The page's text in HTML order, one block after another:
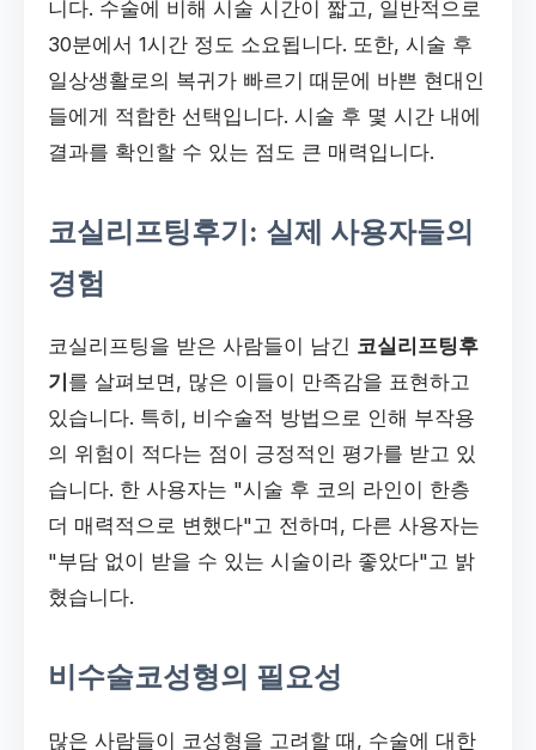
니다. 수술에 비해 시술 시간이 짧고, 일반적으로
30분에서 1시간 정도 소요됩니다. 또한, 시술 후
일상생활로의 복귀가 빠르기 때문에 바쁜 현대인
들에게 적합한 선택입니다. 시술 후 몇 시간 내에
결과를 확인할 수 있는 점도 큰 매력입니다.
코실리프팅후기: 실제 사용자들의
경험
코실리프팅을 받은 사람들이 남긴 코실리프팅후
기 를 살펴보면, 많은 이들이 만족감을 표현하고
있습니다. 특히, 비수술적 방법으로 인해 부작용
의 위험이 적다는 점이 긍정적인 평가를 받고 있
습니다. 한 사용자는 "시술 후 코의 라인이 한층
더 매력적으로 변했다"고 전하며, 다른 사용자는
"부담 없이 받을 수 있는 시술이라 좋았다"고 밝
혔습니다.
비수술코성형의 필요성
많은 사람들이 코성형을 고려할 때, 수술에 대한